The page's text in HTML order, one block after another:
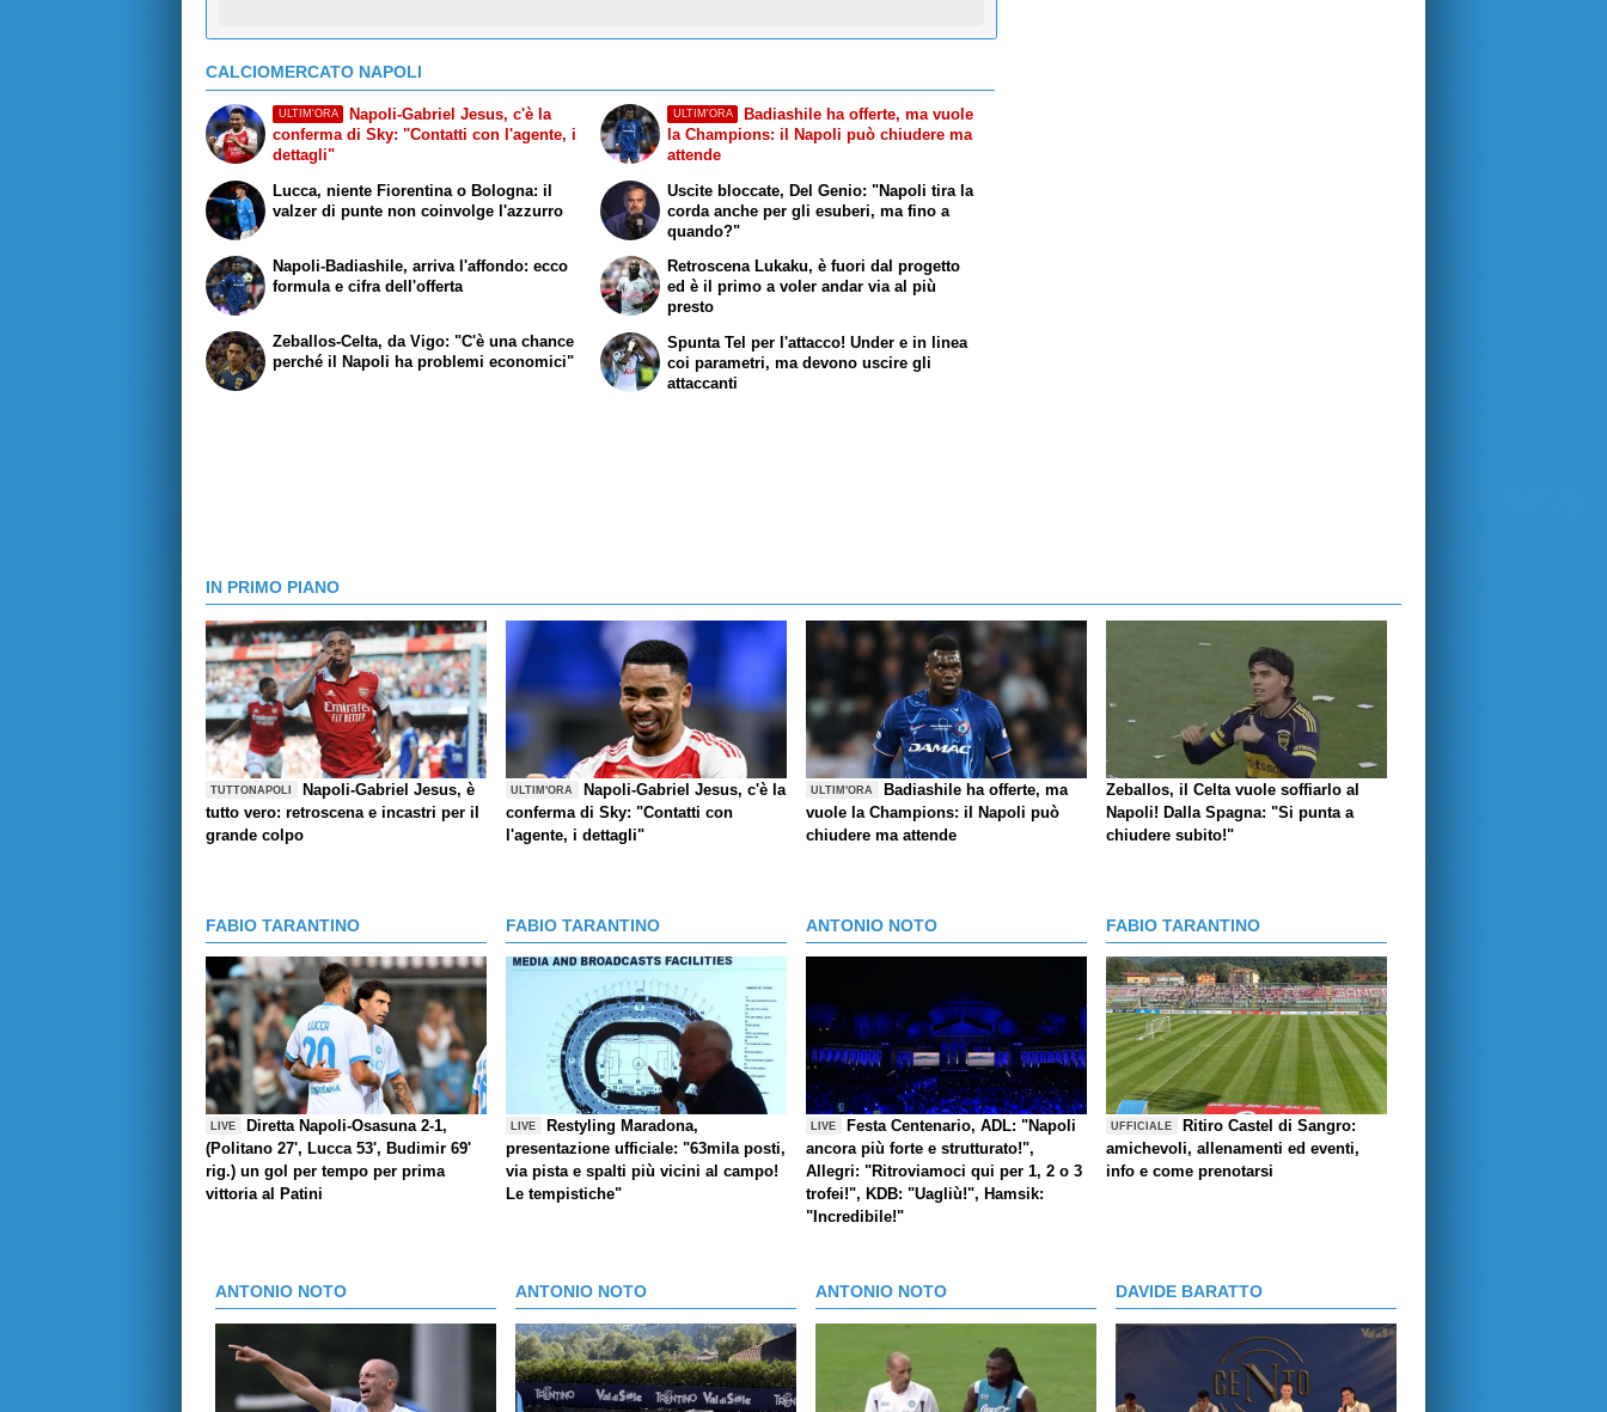
CALCIOMERCATO NAPOLI
ULTIM'ORA
Napoli-Gabriel Jesus, c'è la
conferma di Sky: "Contatti con l'agente, i
dettagli"
Lucca, niente Fiorentina o Bologna: il
valzer di punte non coinvolge l'azzurro
ULTIM'ORA
Badiashile ha offerte, ma vuole
la Champions: il Napoli può chiudere ma
attende
Uscite bloccate, Del Genio: "Napoli tira la
corda anche per gli esuberi, ma fino a
quando?"
Napoli-Badiashile, arriva l'affondo: ecco
formula e cifra dell'offerta
Zeballos-Celta, da Vigo: "C'è una chance
perché il Napoli ha problemi economici"
Retroscena Lukaku, è fuori dal progetto
ed è il primo a voler andar via al più
presto
Spunta Tel per l'attacco! Under e in linea
coi parametri, ma devono uscire gli
attaccanti
IN PRIMO PIANO
TUTTONAPOLI
Napoli-Gabriel Jesus, è
tutto vero: retroscena e incastri per il
grande colpo
ULTIM'ORA
Napoli-Gabriel Jesus, c'è la
conferma di Sky: "Contatti con
l'agente, i dettagli"
ULTIM'ORA
Badiashile ha offerte, ma
vuole la Champions: il Napoli può
chiudere ma attende
Zeballos, il Celta vuole soffiarlo al
Napoli! Dalla Spagna: "Si punta a
chiudere subito!"
FABIO TARANTINO
LIVE
Diretta Napoli-Osasuna 2-1,
(Politano 27', Lucca 53', Budimir 69'
rig.) un gol per tempo per prima
vittoria al Patini
FABIO TARANTINO
LIVE
Restyling Maradona,
presentazione ufficiale: "63mila posti,
via pista e spalti più vicini al campo!
Le tempistiche"
ANTONIO NOTO
LIVE
Festa Centenario, ADL: "Napoli
ancora più forte e strutturato!",
Allegri: "Ritroviamoci qui per 1, 2 o 3
trofei!", KDB: "Uagliù!", Hamsik:
"Incredibile!"
FABIO TARANTINO
UFFICIALE
Ritiro Castel di Sangro:
amichevoli, allenamenti ed eventi,
info e come prenotarsi
ANTONIO NOTO ANTONIO NOTO ANTONIO NOTO DAVIDE BARATTO